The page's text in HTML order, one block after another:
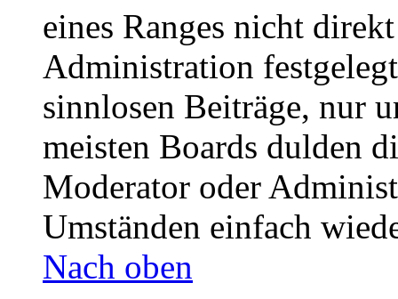
eines Ranges nicht
Administration
sinnlosen Beiträge, nur
meisten Boards dulden
Moderator oder
Umständen einfach
Nach oben